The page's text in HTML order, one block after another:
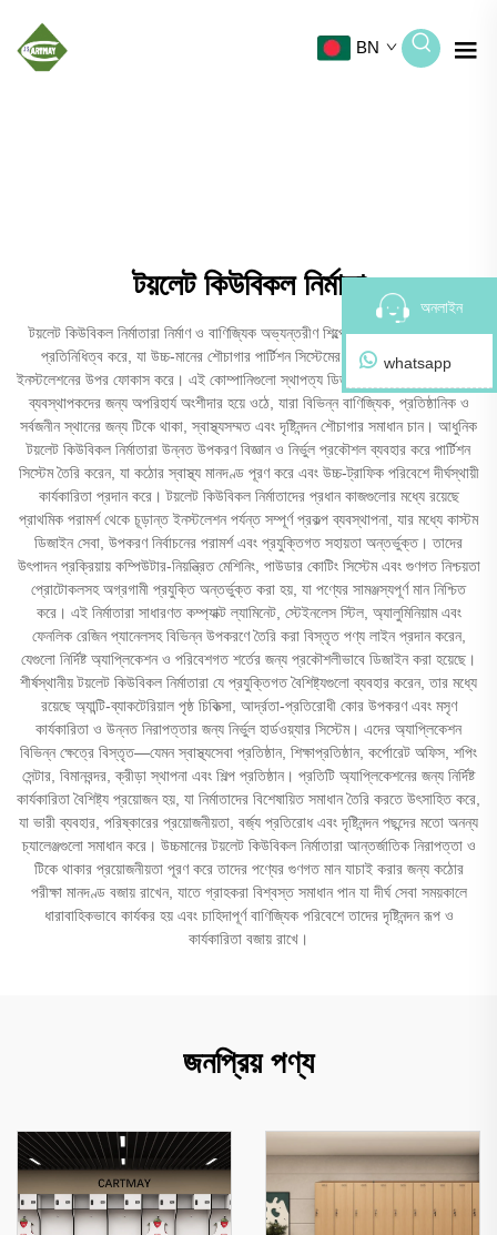
BN
টয়লেট কিউবিকল নির্মাতা
টয়লেট কিউবিকল নির্মাতারা নির্মাণ ও বাণিজ্যিক অভ্যন্তরীণ শিল্পের একটি বিশেষায়িত খণ্ড
প্রতিনিধিত্ব করে, যা উচ্চ-মানের শৌচাগার পার্টিশন সিস্টেমের ডিজাইন, উৎপাদন এবং
ইনস্টলেশনের উপর ফোকাস করে। এই কোম্পানিগুলো স্থাপত্য ডিজাইনার, ঠিকাদার এবং সুবিধা
ব্যবস্থাপকদের জন্য অপরিহার্য অংশীদার হয়ে ওঠে, যারা বিভিন্ন বাণিজ্যিক, প্রতিষ্ঠানিক ও
সর্বজনীন স্থানের জন্য টিকে থাকা, স্বাস্থ্যসম্মত এবং দৃষ্টিনন্দন শৌচাগার সমাধান চান। আধুনিক
টয়লেট কিউবিকল নির্মাতারা উন্নত উপকরণ বিজ্ঞান ও নির্ভুল প্রকৌশল ব্যবহার করে পার্টিশন
সিস্টেম তৈরি করেন, যা কঠোর স্বাস্থ্য মানদণ্ড পূরণ করে এবং উচ্চ-ট্রাফিক পরিবেশে দীর্ঘস্থায়ী
কার্যকারিতা প্রদান করে। টয়লেট কিউবিকল নির্মাতাদের প্রধান কাজগুলোর মধ্যে রয়েছে
প্রাথমিক পরামর্শ থেকে চূড়ান্ত ইনস্টলেশন পর্যন্ত সম্পূর্ণ প্রকল্প ব্যবস্থাপনা, যার মধ্যে কাস্টম
ডিজাইন সেবা, উপকরণ নির্বাচনের পরামর্শ এবং প্রযুক্তিগত সহায়তা অন্তর্ভুক্ত। তাদের
উৎপাদন প্রক্রিয়ায় কম্পিউটার-নিয়ন্ত্রিত মেশিনিং, পাউডার কোটিং সিস্টেম এবং গুণগত নিশ্চয়তা
প্রোটোকলসহ অগ্রগামী প্রযুক্তি অন্তর্ভুক্ত করা হয়, যা পণ্যের সামঞ্জস্যপূর্ণ মান নিশ্চিত
করে। এই নির্মাতারা সাধারণত কম্প্যাক্ট ল্যামিনেট, স্টেইনলেস স্টিল, অ্যালুমিনিয়াম এবং
ফেনলিক রেজিন প্যানেলসহ বিভিন্ন উপকরণে তৈরি করা বিস্তৃত পণ্য লাইন প্রদান করেন,
যেগুলো নির্দিষ্ট অ্যাপ্লিকেশন ও পরিবেশগত শর্তের জন্য প্রকৌশলীভাবে ডিজাইন করা হয়েছে।
শীর্ষস্থানীয় টয়লেট কিউবিকল নির্মাতারা যে প্রযুক্তিগত বৈশিষ্ট্যগুলো ব্যবহার করেন, তার মধ্যে
রয়েছে অ্যান্টি-ব্যাকটেরিয়াল পৃষ্ঠ চিকিত্সা, আর্দ্রতা-প্রতিরোধী কোর উপকরণ এবং মসৃণ
কার্যকারিতা ও উন্নত নিরাপত্তার জন্য নির্ভুল হার্ডওয়্যার সিস্টেম। এদের অ্যাপ্লিকেশন
বিভিন্ন ক্ষেত্রে বিস্তৃত—যেমন স্বাস্থ্যসেবা প্রতিষ্ঠান, শিক্ষাপ্রতিষ্ঠান, কর্পোরেট অফিস, শপিং
সেন্টার, বিমানবন্দর, ক্রীড়া স্থাপনা এবং শিল্প প্রতিষ্ঠান। প্রতিটি অ্যাপ্লিকেশনের জন্য নির্দিষ্ট
কার্যকারিতা বৈশিষ্ট্য প্রয়োজন হয়, যা নির্মাতাদের বিশেষায়িত সমাধান তৈরি করতে উৎসাহিত করে,
যা ভারী ব্যবহার, পরিষ্কারের প্রয়োজনীয়তা, বর্জ্য প্রতিরোধ এবং দৃষ্টিনন্দন পছন্দের মতো অনন্য
চ্যালেঞ্জগুলো সমাধান করে। উচ্চমানের টয়লেট কিউবিকল নির্মাতারা আন্তর্জাতিক নিরাপত্তা ও
টিকে থাকার প্রয়োজনীয়তা পূরণ করে তাদের পণ্যের গুণগত মান যাচাই করার জন্য কঠোর
পরীক্ষা মানদণ্ড বজায় রাখেন, যাতে গ্রাহকরা বিশ্বস্ত সমাধান পান যা দীর্ঘ সেবা সময়কালে
ধারাবাহিকভাবে কার্যকর হয় এবং চাহিদাপূর্ণ বাণিজ্যিক পরিবেশে তাদের দৃষ্টিনন্দন রূপ ও
কার্যকারিতা বজায় রাখে।
জনপ্রিয় পণ্য
অনলাইন
whatsapp